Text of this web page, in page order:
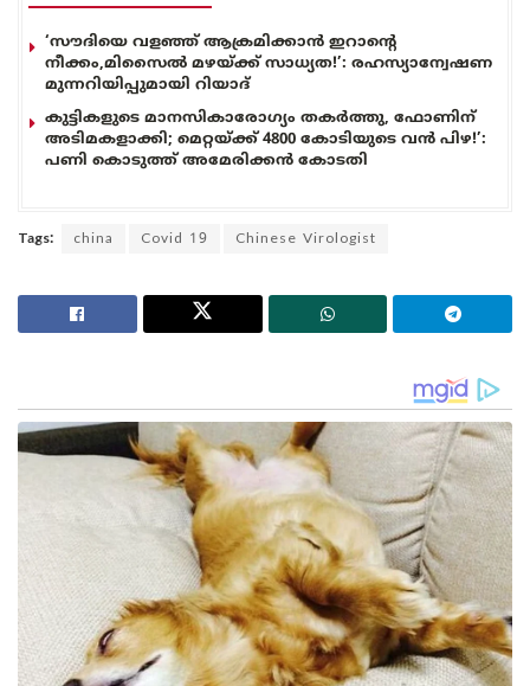
‘സൗദിയെ വളഞ്ഞ് ആക്രമിക്കാൻ ഇറാന്റെ
നീക്കം,മിസൈൽ മഴയ്ക്ക് സാധ്യത!’: രഹസ്യാന്വേഷണ
മുന്നറിയിപ്പുമായി റിയാദ്
കുട്ടികളുടെ മാനസികാരോഗ്യം തകർത്തു, ഫോണിന്
അടിമകളാക്കി; മെറ്റയ്ക്ക് 4800 കോടിയുടെ വൻ പിഴ!’:
പണി കൊടുത്ത് അമേരിക്കൻ കോടതി
Tags: china Covid 19 Chinese Virologist